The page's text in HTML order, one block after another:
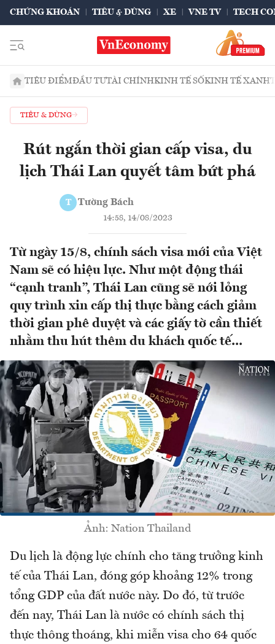
CHỨNG KHOÁN TIÊU & DÙNG XE VNE TV TECH
TIÊU ĐIỂMĐẦU TƯTÀI CHÍNHKINH TẾ SỐKINH TẾ XANH
TIÊU & DÙNG
Rút ngắn thời gian cấp visa, du
lịch Thái Lan quyết tâm bứt phá
T Tường Bách
14:58, 14/08/2023
Từ ngày 15/8, chính sách visa mới của Việt
Nam sẽ có hiệu lực. Như một động thái
“cạnh tranh”, Thái Lan cũng sẽ nới lỏng
quy trình xin cấp thị thực bằng cách giảm
thời gian phê duyệt và các giấy tờ cần thiết
nhằm thu hút thêm du khách quốc tế...
Ảnh: Nation Thailand
Du lịch là động lực chính cho tăng trưởng kinh
tế của Thái Lan, đóng góp khoảng 12% trong
tổng GDP của đất nước này. Do đó, từ trước
đến nay, Thái Lan là nước có chính sách thị
thực thông thoáng, khi miễn visa cho 64 quốc